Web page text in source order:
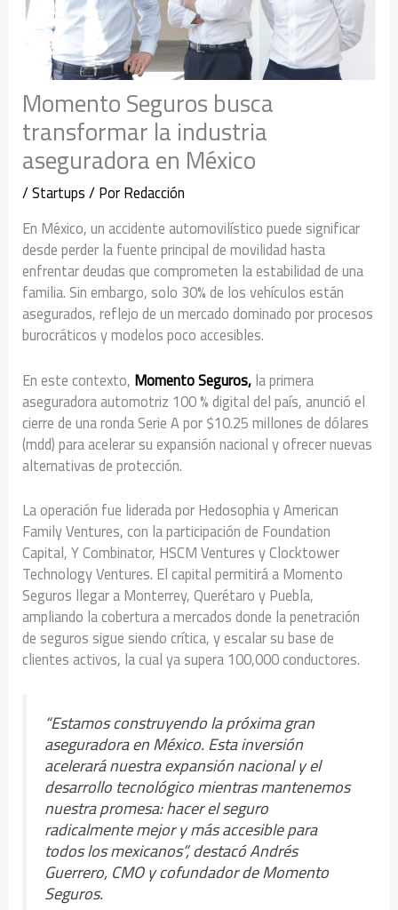
Momento Seguros busca
transformar la industria
aseguradora en México
/Startups/ PorRedacción
En México, un accidente automovilístico puede significar
desde perder la fuente principal de movilidad hasta
enfrentar deudas que comprometen la estabilidad de una
familia. Sin embargo, solo 30% de los vehículos están
asegurados, reflejo de un mercado dominado por procesos
burocráticos y modelos poco accesibles.
En este contexto, Momento Seguros,la primera
aseguradora automotriz 100 % digital del país, anunció el
cierre de una ronda Serie A por $10.25 millones de dólares
(mdd) para acelerar su expansión nacional y ofrecer nuevas
alternativas de protección.
La operación fue liderada por Hedosophia y American
Family Ventures, con la participación de Foundation
Capital, Y Combinator, HSCM Ventures y Clocktower
Technology Ventures. El capital permitirá a Momento
Seguros llegar a Monterrey, Querétaro y Puebla,
ampliando la cobertura a mercados donde la penetración
de seguros sigue siendo crítica, y escalar su base de
clientes activos, la cual ya supera 100,000 conductores.
“Estamos construyendo la próxima gran
aseguradora en México. Esta inversión
acelerará nuestra expansión nacional y el
desarrollo tecnológico mientras mantenemos
nuestra promesa: hacer el seguro
radicalmente mejor y más accesible para
todos los mexicanos”, destacó Andrés
Guerrero, CMO y cofundador de Momento
Seguros.